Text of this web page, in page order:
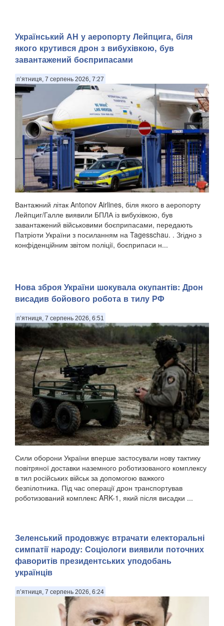
Український АН у аеропорту Лейпцига, біля
якого крутився дрон з вибухівкою, був
завантажений боєприпасами
п’ятниця, 7 серпень 2026, 7:27
Вантажний літак Antonov Airlines, біля якого в аеропорту
Лейпциг/Галле виявили БПЛА із вибухівкою, був
завантажений військовими боєприпасами, передають
Патріоти України з посиланням на Tagesschau. . Згідно з
конфіденційним звітом поліції, боєприпаси н...
Нова зброя України шокувала окупантів: Дрон
висадив бойового робота в тилу РФ
п’ятниця, 7 серпень 2026, 6:51
Сили оборони України вперше застосували нову тактику
повітряної доставки наземного роботизованого комплексу
в тил російських військ за допомогою важкого
безпілотника. Під час операції дрон транспортував
роботизований комплекс ARK-1, який після висадки ...
Зеленський продовжує втрачати електоральні
симпатії народу: Соціологи виявили поточних
фаворитів президентських уподобань
українців
п’ятниця, 7 серпень 2026, 6:24